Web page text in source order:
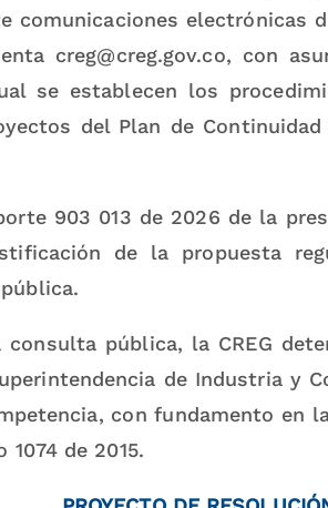
comunicaciones electrónicas
creg@creg.gov.co, con
se establecen los
del Plan de
903 013 de 2026 de la
de la propuesta
pública, la CREG
de Industria y
con fundamento en
1074 de 2015.